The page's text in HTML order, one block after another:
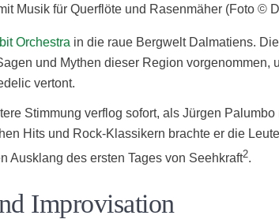
Musik für Querflöte und Rasenmäher (Foto ©
Orchestra in die raue Bergwelt Dalmatiens.
und Mythen dieser Region vorgenommen,
vertont.
Stimmung verflog sofort, als Jürgen Palumbo
Hits und Rock-Klassikern brachte er die
Ausklang des ersten Tages von Seehkraft2.
Improvisation